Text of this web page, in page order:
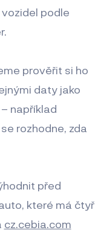
podle
prověřit si ho
daty jako
například
rozhodne, zda
před
které má čtyř
cz.cebia.com